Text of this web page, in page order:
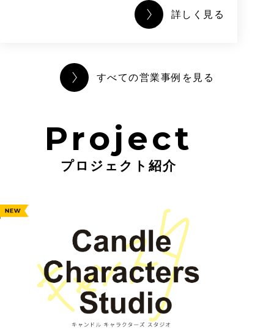
詳しく見る
すべての営業事例を見る
プロジェクト紹介
Project